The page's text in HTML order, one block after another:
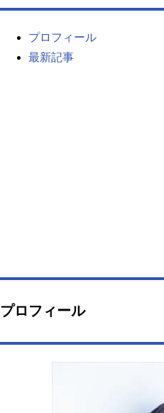
プロフィール
最新記事
プロフィール